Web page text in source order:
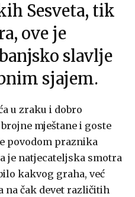
Sesveta, tik
ove je
slavlje
sjajem.
u zraku i dobro
mještane i goste
povodom praznika
je natjecateljska smotra
kakvog graha, već
na čak devet različitih